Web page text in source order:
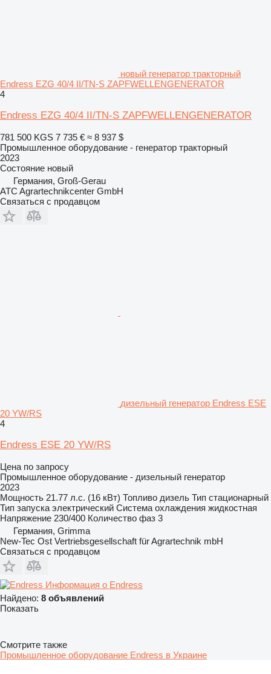
новый генератор тракторный
Endress EZG 40/4 II/TN-S ZAPFWELLENGENERATOR
4
Endress EZG 40/4 II/TN-S ZAPFWELLENGENERATOR
781 500 KGS 7 735 € ≈ 8 937 $
Промышленное оборудование - генератор тракторный
2023
Состояние новый
Германия, Groß-Gerau
ATC Agrartechnikcenter GmbH
Связаться с продавцом
дизельный генератор Endress ESE
20 YW/RS
4
Endress ESE 20 YW/RS
Цена по запросу
Промышленное оборудование - дизельный генератор
2023
Мощность 21.77 л.с. (16 кВт) Топливо дизель Тип стационарный
Тип запуска электрический Система охлаждения жидкостная
Напряжение 230/400 Количество фаз 3
Германия, Grimma
New-Tec Ost Vertriebsgesellschaft für Agrartechnik mbH
Связаться с продавцом
Информация о Endress
Найдено: 8 объявлений
Показать
Смотрите также
Промышленное оборудование Endress в Украине